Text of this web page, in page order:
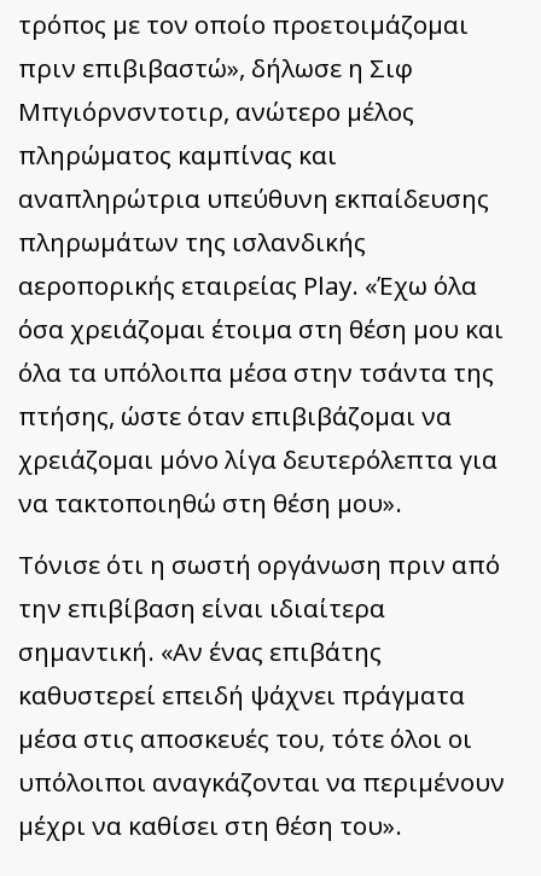
τρόπος με τον οποίο προετοιμάζομαι
πριν επιβιβαστώ», δήλωσε η Σιφ
Μπγιόρνσντοτιρ, ανώτερο μέλος
πληρώματος καμπίνας και
αναπληρώτρια υπεύθυνη εκπαίδευσης
πληρωμάτων της ισλανδικής
αεροπορικής εταιρείας Play. «Έχω όλα
όσα χρειάζομαι έτοιμα στη θέση μου και
όλα τα υπόλοιπα μέσα στην τσάντα της
πτήσης, ώστε όταν επιβιβάζομαι να
χρειάζομαι μόνο λίγα δευτερόλεπτα για
να τακτοποιηθώ στη θέση μου».
Τόνισε ότι η σωστή οργάνωση πριν από
την επιβίβαση είναι ιδιαίτερα
σημαντική. «Αν ένας επιβάτης
καθυστερεί επειδή ψάχνει πράγματα
μέσα στις αποσκευές του, τότε όλοι οι
υπόλοιποι αναγκάζονται να περιμένουν
μέχρι να καθίσει στη θέση του».